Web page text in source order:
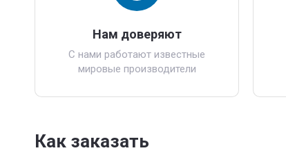
Нам доверяют
С нами работают известные
мировые производители
Как заказать